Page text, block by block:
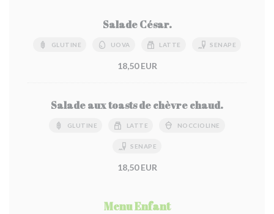
Salade César.
GLUTINE UOVA LATTE SENAPE
18,50 EUR
Salade aux toasts de chèvre chaud.
GLUTINE LATTE NOCCIOLINE
SENAPE
18,50 EUR
Menu Enfant